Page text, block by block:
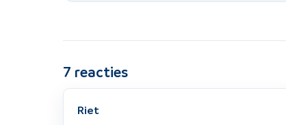
7 reacties
Riet